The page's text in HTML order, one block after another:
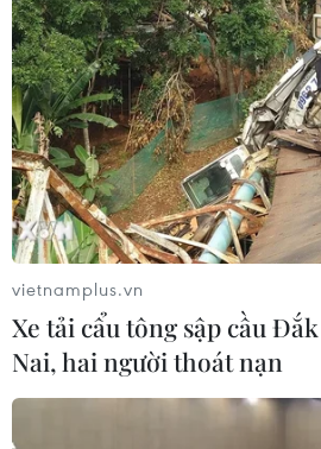
Nỗ lực hoàn thành 70%
phóng mặt bằng dự án
14/03/2023 13:30
Bí thư Thành ủy Hà Nội yêu cầu
dự án đầu tư xây dựng đường
đốc giải phóng mặt bằng bảo
70% khối lượng trong tháng 6/
vietnamplus.vn
Xe tải cẩu tông sập cầu
Nai, hai người thoát nạn